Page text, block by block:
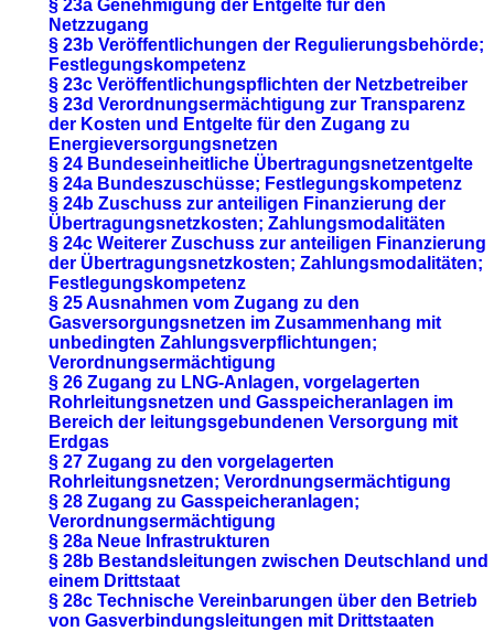
§ 23a Genehmigung der Entgelte für den
Netzzugang
§ 23b Veröffentlichungen der Regulierungsbehörde;
Festlegungskompetenz
§ 23c Veröffentlichungspflichten der Netzbetreiber
§ 23d Verordnungsermächtigung zur Transparenz
der Kosten und Entgelte für den Zugang zu
Energieversorgungsnetzen
§ 24 Bundeseinheitliche Übertragungsnetzentgelte
§ 24a Bundeszuschüsse; Festlegungskompetenz
§ 24b Zuschuss zur anteiligen Finanzierung der
Übertragungsnetzkosten; Zahlungsmodalitäten
§ 24c Weiterer Zuschuss zur anteiligen Finanzierung
der Übertragungsnetzkosten; Zahlungsmodalitäten;
Festlegungskompetenz
§ 25 Ausnahmen vom Zugang zu den
Gasversorgungsnetzen im Zusammenhang mit
unbedingten Zahlungsverpflichtungen;
Verordnungsermächtigung
§ 26 Zugang zu LNG-Anlagen, vorgelagerten
Rohrleitungsnetzen und Gasspeicheranlagen im
Bereich der leitungsgebundenen Versorgung mit
Erdgas
§ 27 Zugang zu den vorgelagerten
Rohrleitungsnetzen; Verordnungsermächtigung
§ 28 Zugang zu Gasspeicheranlagen;
Verordnungsermächtigung
§ 28a Neue Infrastrukturen
§ 28b Bestandsleitungen zwischen Deutschland und
einem Drittstaat
§ 28c Technische Vereinbarungen über den Betrieb
von Gasverbindungsleitungen mit Drittstaaten